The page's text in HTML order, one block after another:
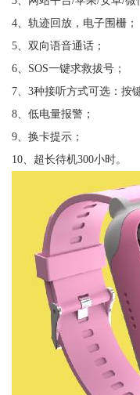
4、轨迹回放，电子围栅；
5、双向语音通话；
6、SOS一键求救拔号；
7、3种接听方式可选：按
8、低电量报警；
9、换卡提示；
10、超长待机300小时。